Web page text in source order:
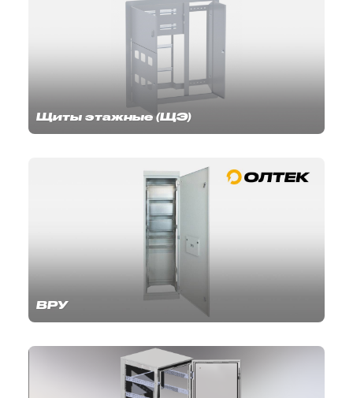
Щиты этажные (ЩЭ)
ВРУ